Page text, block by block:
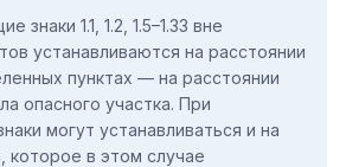
1.1, 1.2, 1.5–1.33 вне
устанавливаются на расстоянии
пунктах — на расстоянии
опасного участка. При
могут устанавливаться и на
которое в этом случае